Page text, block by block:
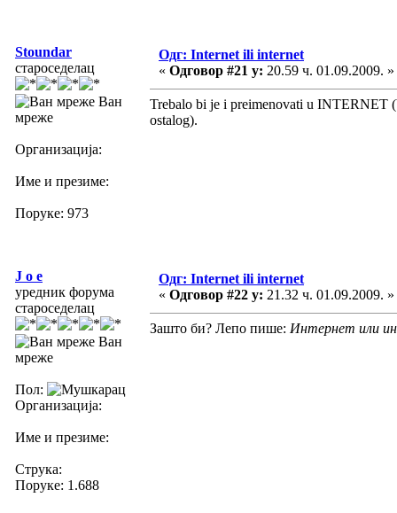
Stoundar
староседелац
Ван
мреже
Организација:
Име и презиме:
Поруке: 973
Одг: Internet ili internet
« Одговор #21 у: 20.59 ч. 01.09.2009. »
Trebalo bi je i preimenovati u INTERNET
ostalog).
J o e
уредник форума
староседелац
Ван
мреже
Пол:
Организација:
Име и презиме:
Струка:
Поруке: 1.688
Одг: Internet ili internet
« Одговор #22 у: 21.32 ч. 01.09.2009. »
Зашто би? Лепо пише: Интернет или